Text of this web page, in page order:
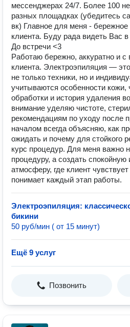
мессенджерах 24/7. Более 100
разных площадках (убедитесь
вк) Главное для меня -
клиента. Буду рада видеть Вас в
До встречи <3
Работаю бережно, аккуратно и
клиента. Электроэпиляция —
не только техники, но и
учитываются особенности кожи,
обработки и история удаления
внимание уделяю чистоте,
рекомендациям по уходу после
началом всегда объясняю, как
ожидать и почему для стойкого
курс процедур. Для меня важно
процедуру, а создать
атмосферу, где клиент
понимает каждый этап работы.
Электроэпиляция:
бикини
50 руб/мин ( от 15 минут)
Ещё 9 услуг
Позвонить